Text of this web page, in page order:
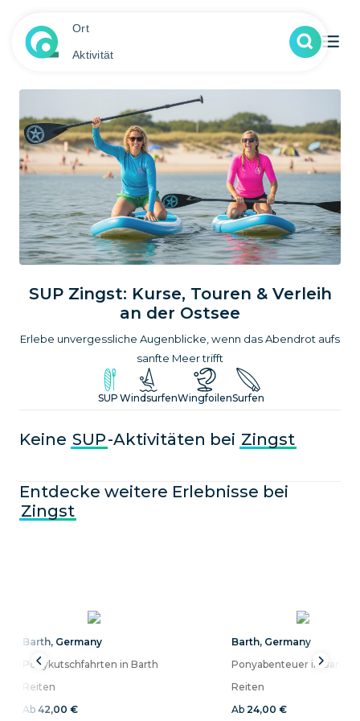
Ort
Aktivität
SUP Zingst: Kurse, Touren & Verleih
an der Ostsee
Erlebe unvergessliche Augenblicke, wenn das Abendrot aufs
sanfte Meer trifft
SUP WindsurfenWingfoilenSurfen
Keine SUP-Aktivitäten bei Zingst
Entdecke weitere Erlebnisse bei
Zingst
Barth, Germany
Ponykutschfahrten in Barth
Reiten
Ab 42,00 €
Barth, Germany
Ponyabenteuer in Barth
Reiten
Ab 24,00 €